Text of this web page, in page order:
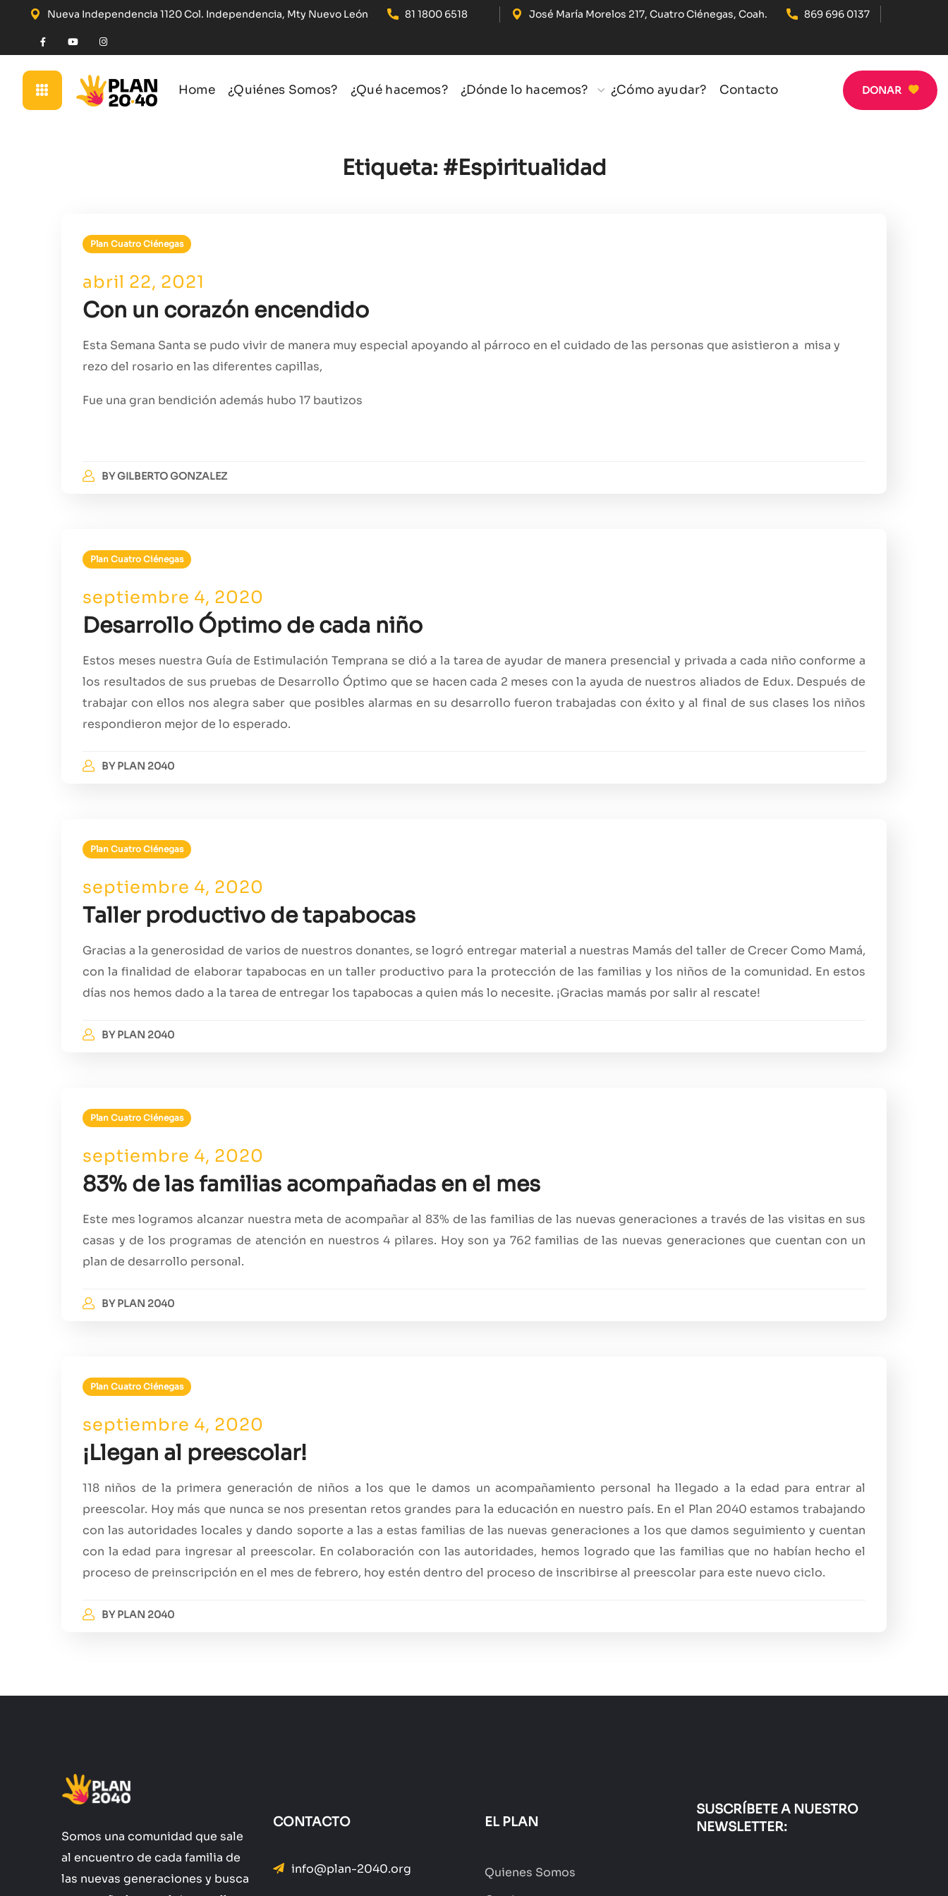
Nueva Independencia 1120 Col. Independencia, Mty Nuevo León 81 1800 6518 José María Morelos 217, Cuatro Ciénegas, Coah. 869 696 0137
Home ¿Quiénes Somos? ¿Qué hacemos? ¿Dónde lo hacemos? ¿Cómo ayudar? Contacto DONAR
Etiqueta: #Espiritualidad
Plan Cuatro Ciénegas
abril 22, 2021
Con un corazón encendido
Esta Semana Santa se pudo vivir de manera muy especial apoyando al párroco en el cuidado de las personas que asistieron a misa y
rezo del rosario en las diferentes capillas,
Fue una gran bendición además hubo 17 bautizos
BYGILBERTO GONZALEZ
Plan Cuatro Ciénegas
septiembre 4, 2020
Desarrollo Óptimo de cada niño
Estos meses nuestra Guía de Estimulación Temprana se dió a la tarea de ayudar de manera presencial y privada a cada niño conforme a
los resultados de sus pruebas de Desarrollo Óptimo que se hacen cada 2 meses con la ayuda de nuestros aliados de Edux. Después de
trabajar con ellos nos alegra saber que posibles alarmas en su desarrollo fueron trabajadas con éxito y al final de sus clases los niños
respondieron mejor de lo esperado.
BYPLAN 2040
Plan Cuatro Ciénegas
septiembre 4, 2020
Taller productivo de tapabocas
Gracias a la generosidad de varios de nuestros donantes, se logró entregar material a nuestras Mamás del taller de Crecer Como Mamá,
con la finalidad de elaborar tapabocas en un taller productivo para la protección de las familias y los niños de la comunidad. En estos
días nos hemos dado a la tarea de entregar los tapabocas a quien más lo necesite. ¡Gracias mamás por salir al rescate!
BYPLAN 2040
Plan Cuatro Ciénegas
septiembre 4, 2020
83% de las familias acompañadas en el mes
Este mes logramos alcanzar nuestra meta de acompañar al 83% de las familias de las nuevas generaciones a través de las visitas en sus
casas y de los programas de atención en nuestros 4 pilares. Hoy son ya 762 familias de las nuevas generaciones que cuentan con un
plan de desarrollo personal.
BYPLAN 2040
Plan Cuatro Ciénegas
septiembre 4, 2020
¡Llegan al preescolar!
118 niños de la primera generación de niños a los que le damos un acompañamiento personal ha llegado a la edad para entrar al
preescolar. Hoy más que nunca se nos presentan retos grandes para la educación en nuestro país. En el Plan 2040 estamos trabajando
con las autoridades locales y dando soporte a las a estas familias de las nuevas generaciones a los que damos seguimiento y cuentan
con la edad para ingresar al preescolar. En colaboración con las autoridades, hemos logrado que las familias que no habían hecho el
proceso de preinscripción en el mes de febrero, hoy estén dentro del proceso de inscribirse al preescolar para este nuevo ciclo.
BYPLAN 2040
Somos una comunidad que sale
al encuentro de cada familia de
las nuevas generaciones y busca
CONTACTO
info@plan-2040.org
EL PLAN
Quienes Somos
SUSCRÍBETE A NUESTRO
NEWSLETTER: